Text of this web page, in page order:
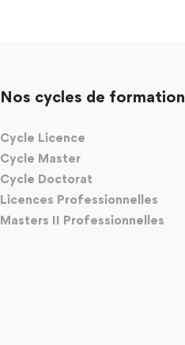
Nos cycles de formation
Cycle Licence
Cycle Master
Cycle Doctorat
Licences Professionnelles
Masters II Professionnelles